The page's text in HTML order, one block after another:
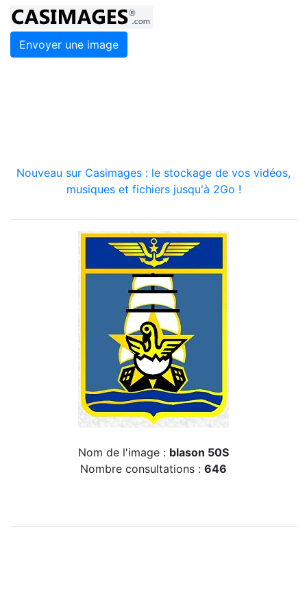
Envoyer une image
Nouveau sur Casimages : le stockage de vos vidéos,
musiques et fichiers jusqu'à 2Go !
Nom de l'image : blason 50S
Nombre consultations : 646